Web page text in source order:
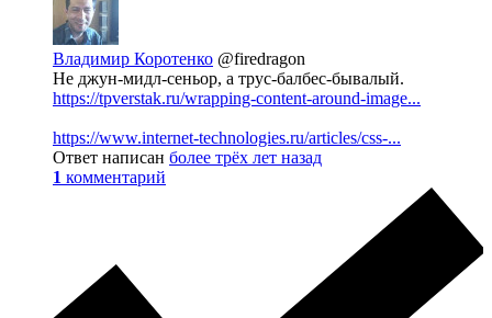
Владимир Коротенко @firedragon
Не джун-мидл-сеньор, а трус-балбес-бывалый.
https://tpverstak.ru/wrapping-content-around-image...
https://www.internet-technologies.ru/articles/css-...
Ответ написан более трёх лет назад
1 комментарий